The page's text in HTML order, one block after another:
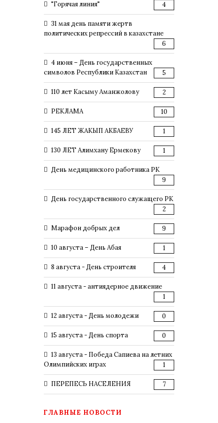
"Горячая линия" 4
31 мая день памяти жертв
политических репрессий в казахстане
6
4 июня – День государственных
символов Республики Казахстан
5
110 лет Касыму Аманжолову 2
РЕКЛАМА 10
145 ЛЕТ ЖАКЫП АКБАЕВУ 1
130 ЛЕТ Алимхану Ермекову 1
День медицинского работника РК
9
День государственного служащего РК
2
Марафон добрых дел 9
10 августа – День Абая 1
8 августа - День строителя 4
11 августа - антиядерное движение
1
12 августа - День молодежи 0
15 августа - День спорта 0
13 августа - Победа Сапиева на летних
Олимпийских играх
1
ПЕРЕПЕСЬ НАСЕЛЕНИЯ 7
ГЛАВНЫЕ НОВОСТИ